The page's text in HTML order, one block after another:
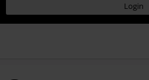
Login